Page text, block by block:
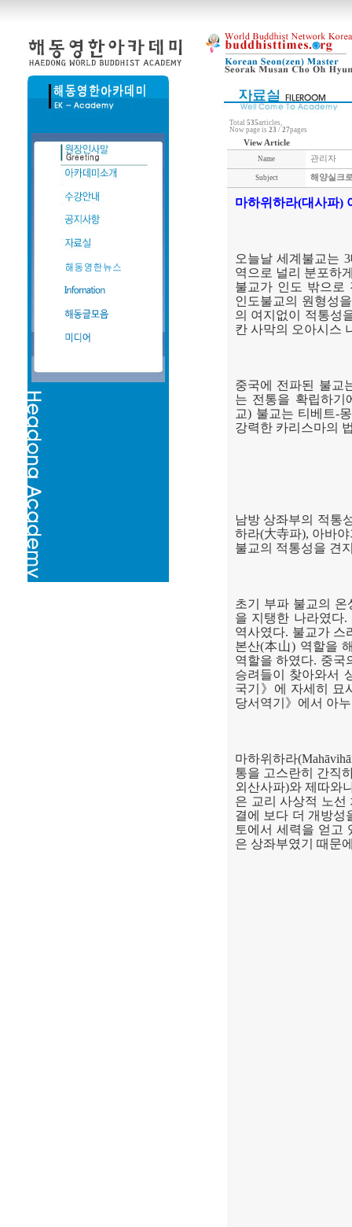
Total 535articles,
Now page is 23 / 27pages
View Article
Name 관리자
Subject 해양실크
마하위하라(대사파)
오늘날 세계불교는 3
역으로 널리 분포하
불교가 인도 밖으로
인도불교의 원형성
의 여지없이 적통성
칸 사막의 오아시스
중국에 전파된 불교
는 전통을 확립하기
교) 불교는 티베트-
강력한 카리스마의
남방 상좌부의 적통
하라(大寺파), 아바
불교의 적통성을 견
초기 부파 불교의
을 지탱한 나라였다.
역사였다. 불교가 스
본산(本山) 역할을
역할을 하였다. 중국
승려들이 찾아와서
국기 》 에 자세히 묘
당서역기 》 에서 아
마하위하라
통을 고스란히 간직
외산사파)와 제따와
은 교리 사상적 노선
결에 보다 더 개방성
토에서 세력을 얻고
은 상좌부였기 때문